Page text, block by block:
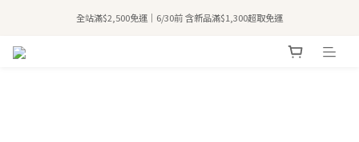
全站滿$2,500免運｜6/30前 含新品滿$1,300超取免運
全站滿$2,500免運｜6/30前 含新品滿$1,300超取免運